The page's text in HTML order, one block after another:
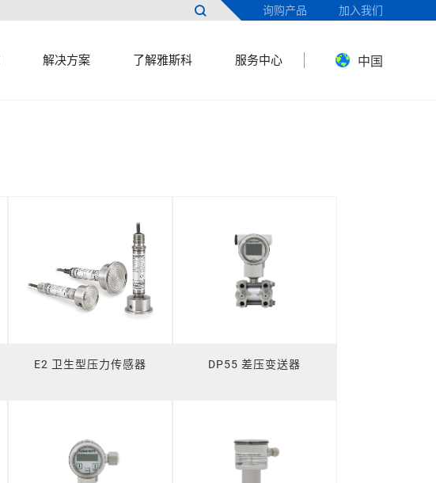
 询购产品 加入我们
解决方案 了解雅斯科 服务中心 中国
E2 卫生型压力传感器 DP55 差压变送器